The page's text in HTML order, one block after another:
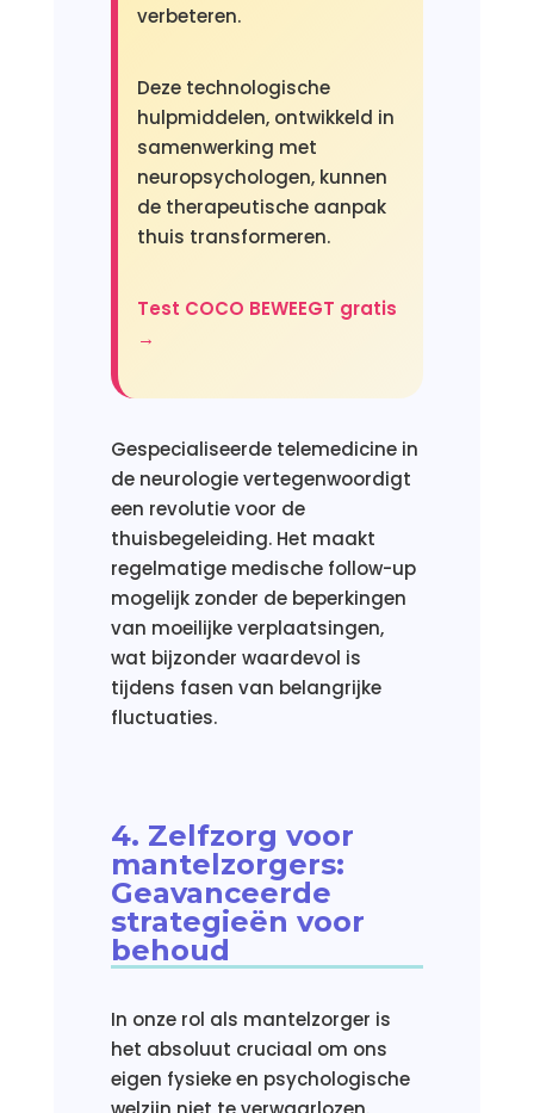
verbeteren.
Deze technologische
hulpmiddelen, ontwikkeld in
samenwerking met
neuropsychologen, kunnen
de therapeutische aanpak
thuis transformeren.
Test COCO BEWEEGT gratis
→
Gespecialiseerde telemedicine in
de neurologie vertegenwoordigt
een revolutie voor de
thuisbegeleiding. Het maakt
regelmatige medische follow-up
mogelijk zonder de beperkingen
van moeilijke verplaatsingen,
wat bijzonder waardevol is
tijdens fasen van belangrijke
fluctuaties.
4. Zelfzorg voor
mantelzorgers:
Geavanceerde
strategieën voor
behoud
In onze rol als mantelzorger is
het absoluut cruciaal om ons
eigen fysieke en psychologische